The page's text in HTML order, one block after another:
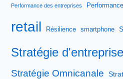
Performance des entreprises
retail Résilience smartphone
Stratégie d'entreprise
Stratégie Omnicanale